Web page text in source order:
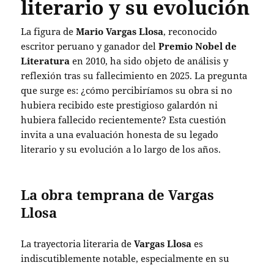
literario y su evolución
La figura deMario Vargas Llosa, reconocido
escritor peruano y ganador delPremio Nobel de
Literatura en 2010, ha sido objeto de análisis y
reflexión tras su fallecimiento en 2025. La pregunta
que surge es: ¿cómo percibiríamos su obra si no
hubiera recibido este prestigioso galardón ni
hubiera fallecido recientemente? Esta cuestión
invita a una evaluación honesta de su legado
literario y su evolución a lo largo de los años.
La obra temprana de Vargas
Llosa
La trayectoria literaria deVargas Llosa es
indiscutiblemente notable, especialmente en su